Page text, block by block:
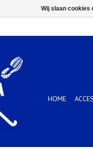
HOME
Wij slaan cookies